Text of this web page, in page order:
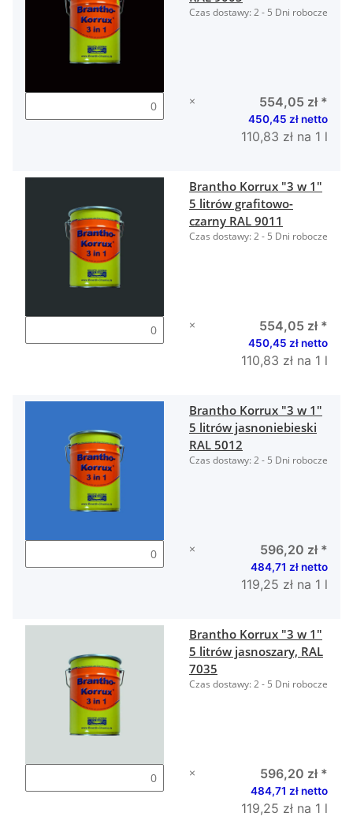
Czas dostawy:2 - 5 Dni robocze
× 554,05 zł *
450,45 zł netto
110,83 zł na 1 l
Brantho Korrux "3 w 1"
5 litrów grafitowo-
czarny RAL 9011
Czas dostawy:2 - 5 Dni robocze
× 554,05 zł *
450,45 zł netto
110,83 zł na 1 l
Brantho Korrux "3 w 1"
5 litrów jasnoniebieski
RAL 5012
Czas dostawy:2 - 5 Dni robocze
× 596,20 zł *
484,71 zł netto
119,25 zł na 1 l
Brantho Korrux "3 w 1"
5 litrów jasnoszary, RAL
7035
Czas dostawy:2 - 5 Dni robocze
× 596,20 zł *
484,71 zł netto
119,25 zł na 1 l